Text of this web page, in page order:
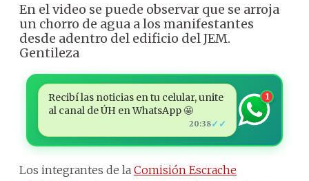
En el video se puede observar que se arroja
un chorro de agua a los manifestantes
desde adentro del edificio del JEM.
Gentileza
Recibí las noticias en tu celular, unite
al canal de ÚH en WhatsApp 🤩
20:38✓✓
1
Los integrantes de la Comisión Escrache